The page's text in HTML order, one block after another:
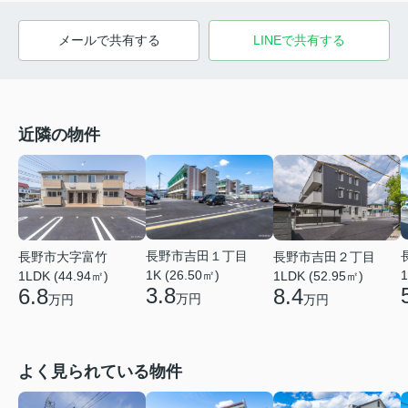
メールで共有する LINEで共有する
近隣の物件
長野市大字富竹
1LDK (44.94㎡)
6.8万円
長野市吉田１丁目
1K (26.50㎡)
3.8万円
長野市吉田２丁目
1LDK (52.95㎡)
8.4万円
よく見られている物件